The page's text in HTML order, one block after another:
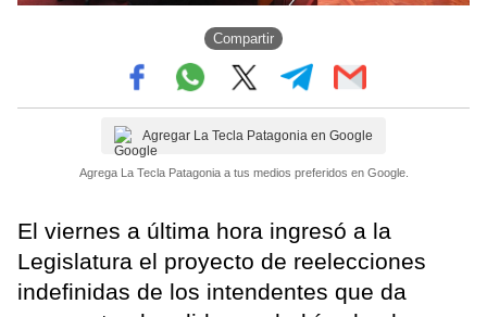
Compartir
Agregar La Tecla Patagonia en Google
Agrega La Tecla Patagonia a tus medios preferidos en Google.
El viernes a última hora ingresó a la
Legislatura el proyecto de reelecciones
indefinidas de los intendentes que da